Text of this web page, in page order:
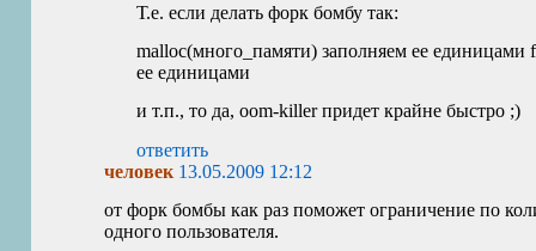
Т.е. если делать форк бомбу так:
malloc(много_памяти) заполняем ее единицами
ее единицами
и т.п., то да, oom-killer придет крайне быстро ;)
ответить
человек 13.05.2009 12:12
от форк бомбы как раз поможет ограничение по
одного пользователя.